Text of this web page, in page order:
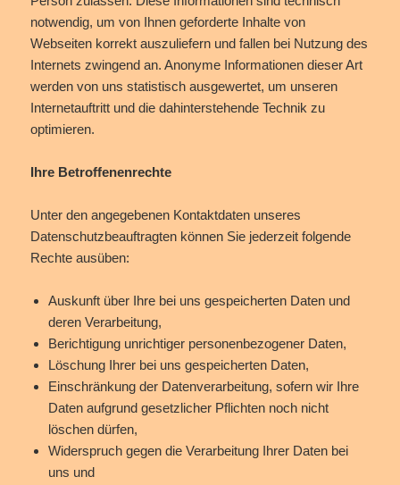
notwendig, um von Ihnen geforderte Inhalte von
Webseiten korrekt auszuliefern und fallen bei Nutzung des
Internets zwingend an. Anonyme Informationen dieser Art
werden von uns statistisch ausgewertet, um unseren
Internetauftritt und die dahinterstehende Technik zu
optimieren.
Ihre Betroffenenrechte
Unter den angegebenen Kontaktdaten unseres
Datenschutzbeauftragten können Sie jederzeit folgende
Rechte ausüben:
Auskunft über Ihre bei uns gespeicherten Daten und
deren Verarbeitung,
Berichtigung unrichtiger personenbezogener Daten,
Löschung Ihrer bei uns gespeicherten Daten,
Einschränkung der Datenverarbeitung, sofern wir Ihre
Daten aufgrund gesetzlicher Pflichten noch nicht
löschen dürfen,
Widerspruch gegen die Verarbeitung Ihrer Daten bei
uns und